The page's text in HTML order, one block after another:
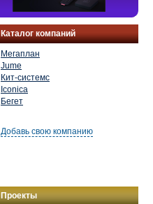
Каталог компаний
Мегаплан
Jume
Кит-системс
Iconica
Бегет
Добавь свою компанию
Проекты